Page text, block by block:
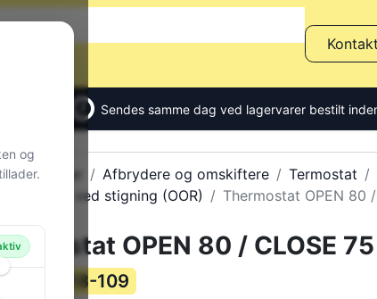
Sendes samme dag ved lagervarer bestilt
produkter Afbrydere og omskiftere
Termostat
Brydende ved stigning (OOR)
Thermostat OPEN 80
OPEN 80 / CLOSE 75
118-109
og